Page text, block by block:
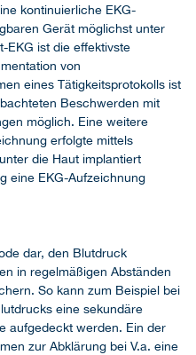
kontinuierliche EKG-
Gerät möglichst unter
EKG ist die effektivste
von
eines Tätigkeitsprotokolls ist
Beschwerden mit
möglich. Eine weitere
erfolgte mittels
die Haut implantiert
eine EKG-Aufzeichnung
dar, den Blutdruck
in regelmäßigen Abständen
So kann zum Beispiel bei
eine sekundäre
aufgedeckt werden. Ein der
zur Abklärung bei V.a. eine